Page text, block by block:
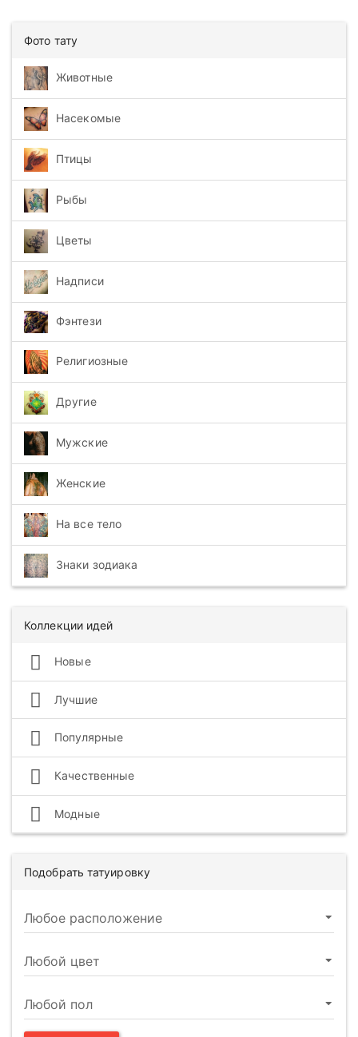
Фото тату
Животные
Насекомые
Птицы
Рыбы
Цветы
Надписи
Фэнтези
Религиозные
Другие
Мужские
Женские
На все тело
Знаки зодиака
Коллекции идей
Новые
Лучшие
Популярные
Качественные
Модные
Подобрать татуировку